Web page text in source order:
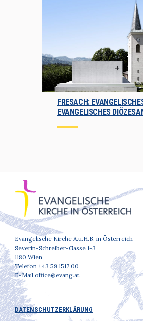
FRESACH:
EVANGELISCHES
Evangelische Kirche A.u.H.B. in Österreich
Severin-Schreiber-Gasse 1-3
1180 Wien
Telefon +43 59 1517 00
E-Mail office@evang.at
DATENSCHUTZERKLÄRUNG